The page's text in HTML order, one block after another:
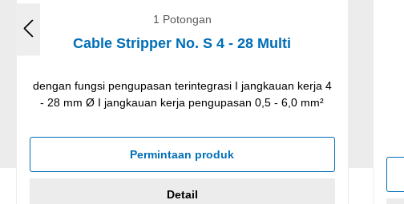
1 Potongan
Cable Stripper No. S 4 - 28 Multi
dengan fungsi pengupasan terintegrasi I jangkauan kerja 4
- 28 mm Ø I jangkauan kerja pengupasan 0,5 - 6,0 mm²
Permintaan produk
Detail